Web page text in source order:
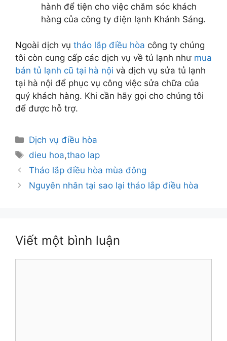
hành để tiện cho việc chăm sóc khách
hàng của công ty điện lạnh Khánh Sáng.
Ngoài dịch vụ tháo lắp điều hòa công ty chúng
tôi còn cung cấp các dịch vụ về tủ lạnh như mua
bán tủ lạnh cũ tại hà nội và dịch vụ sửa tủ lạnh
tại hà nội để phục vụ công việc sửa chữa của
quý khách hàng. Khi cần hãy gọi cho chúng tôi
để được hỗ trợ.
Danh
mục
Dịch vụ điều hòa
Thẻ
dieu hoa,thao lap
Tháo lắp điều hòa mùa đông
Nguyên nhân tại sao lại tháo lắp điều hòa
Viết một bình luận